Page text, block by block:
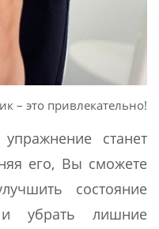
– это привлекательно!
станет
его, Вы сможете
состояние
убрать лишние